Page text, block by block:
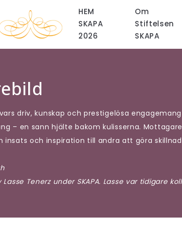
HEM
SKAPA
2026
Om
Stiftelsen
SKAPA
driv, kunskap och prestigelösa
– en sann hjälte bakom kulisserna.
insats och inspiration till andra att göra
Tenerz under SKAPA. Lasse var tidigare